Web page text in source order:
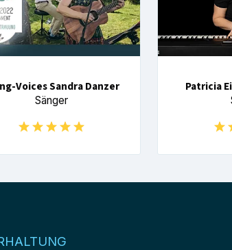
Voices Sandra Danzer
Sänger
Patricia